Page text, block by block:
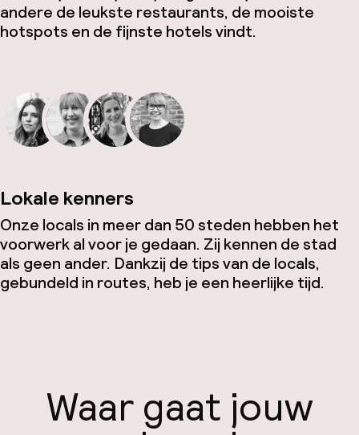
andere de leukste restaurants, de mooiste
hotspots en de fijnste hotels vindt.
Lokale kenners
Onze locals in meer dan 50 steden hebben het
voorwerk al voor je gedaan. Zij kennen de stad
als geen ander. Dankzij de tips van de locals,
gebundeld in routes, heb je een heerlijke tijd.
Waar gaat jouw